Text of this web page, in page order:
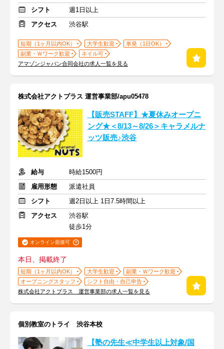
シフト
週1日以上
アクセス
渋谷駅
短期（1ヶ月以内OK） 大学生歓迎
単発（1日OK）
副業・Ｗワーク歓迎
ネイル可
アマゾンジャパン合同会社の求人一覧を見る
株式会社アクトプラス 運営事業部/apu05478
【販売STAFF】★夏休みオープニ
ング★＜8/13～8/26＞キャラメルナ
ッツ販売♪渋谷
給与
時給1500円
雇用形態
派遣社員
シフト
週2日以上 1日7.5時間以上
アクセス
渋谷駅
徒歩1分
オンライン面接可
本日、掲載終了
短期（1ヶ月以内OK） 大学生歓迎
副業・Ｗワーク歓迎
オープニングスタッフ
シフト自由・自己申告
株式会社アクトプラス 運営事業部の求人一覧を見る
個別教室のトライ 渋谷本校
【塾の先生≪中学生以上対象/国